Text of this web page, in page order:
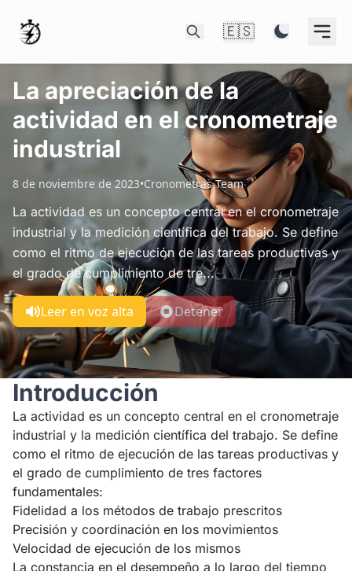
🇪🇸
La apreciación de la
actividad en el cronometraje
industrial
8 de noviembre de 2023•Cronometras Team
La actividad es un concepto central en el cronometraje
industrial y la medición científica del trabajo. Se define
como el ritmo de ejecución de las tareas productivas y
el grado de cumplimiento de tre...
Leer en voz alta Detener
Introducción
La actividad es un concepto central en el cronometraje
industrial y la medición científica del trabajo. Se define
como el ritmo de ejecución de las tareas productivas y
el grado de cumplimiento de tres factores
fundamentales:
Fidelidad a los métodos de trabajo prescritos
Precisión y coordinación en los movimientos
Velocidad de ejecución de los mismos
La constancia en el desempeño a lo largo del tiempo